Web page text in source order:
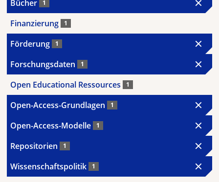
Bücher 1
Finanzierung 1
Förderung 1
Forschungsdaten 1
Open Educational Ressources 1
Open-Access-Grundlagen 1
Open-Access-Modelle 1
Repositorien 1
Wissenschaftspolitik 1